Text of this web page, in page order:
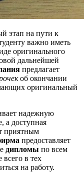
этап на пути к
важно иметь
оригинального
дальнейшей
предлагает
об окончании
оригинальный
надежную
а доступная
приятным
предоставляет
дипломы по всем
всего в тех
на работу.